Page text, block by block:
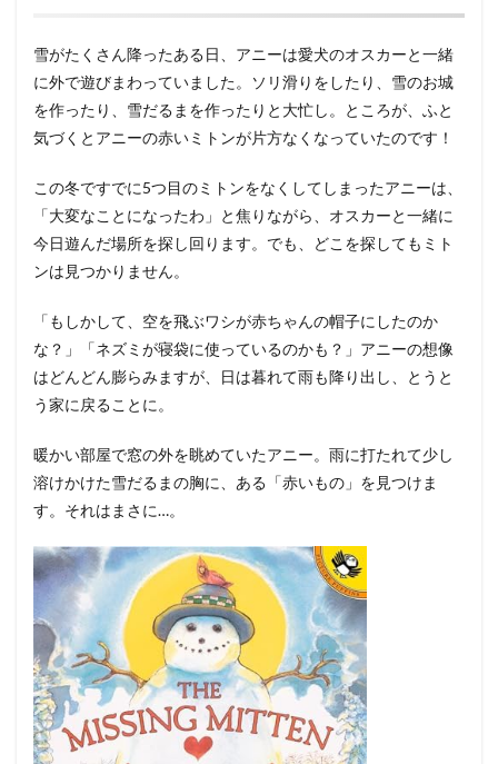
雪がたくさん降ったある日、アニーは愛犬のオスカーと一緒
に外で遊びまわっていました。ソリ滑りをしたり、雪のお城
を作ったり、雪だるまを作ったりと大忙し。ところが、ふと
気づくとアニーの赤いミトンが片方なくなっていたのです！
この冬ですでに5つ目のミトンをなくしてしまったアニーは、
「大変なことになったわ」と焦りながら、オスカーと一緒に
今日遊んだ場所を探し回ります。でも、どこを探してもミト
ンは見つかりません。
「もしかして、空を飛ぶワシが赤ちゃんの帽子にしたのか
な？」「ネズミが寝袋に使っているのかも？」アニーの想像
はどんどん膨らみますが、日は暮れて雨も降り出し、とうと
う家に戻ることに。
暖かい部屋で窓の外を眺めていたアニー。雨に打たれて少し
溶けかけた雪だるまの胸に、ある「赤いもの」を見つけま
す。それはまさに…。